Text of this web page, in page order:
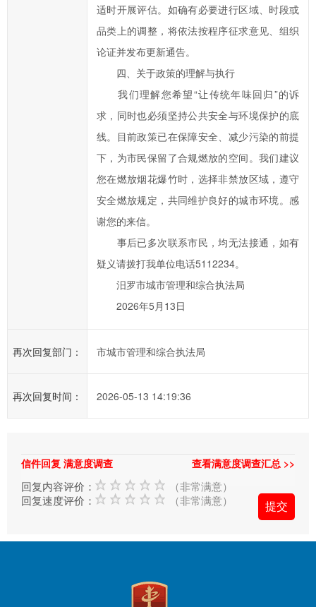
适时开展评估。如确有必要进行区域、时段或
品类上的调整，将依法按程序征求意见、组织
论证并发布更新通告。
四、关于政策的理解与执行
我们理解您希望“让传统年味回归”的诉
求，同时也必须坚持公共安全与环境保护的底
线。目前政策已在保障安全、减少污染的前提
下，为市民保留了合规燃放的空间。我们建议
您在燃放烟花爆竹时，选择非禁放区域，遵守
安全燃放规定，共同维护良好的城市环境。感
谢您的来信。
事后已多次联系市民，均无法接通，如有
疑义请拨打我单位电话5112234。
汨罗市城市管理和综合执法局
2026年5月13日
再次回复部门： 市城市管理和综合执法局
再次回复时间： 2026-05-13 14:19:36
信件回复 满意度调查 查看满意度调查汇总 >>
回复内容评价：
（非常满意）
回复速度评价：
（非常满意）